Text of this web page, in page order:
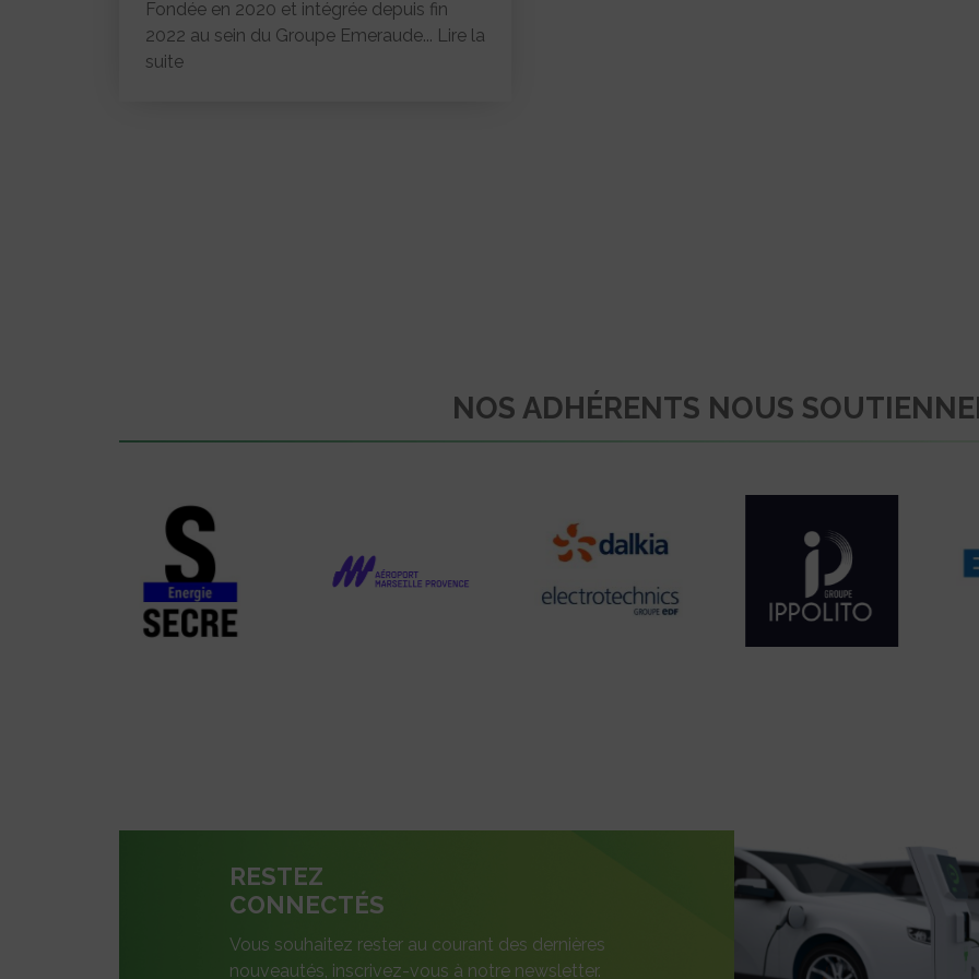
Fondée en 2020 et intégrée depuis fin
2022 au sein du Groupe Emeraude... Lire la
suite
NOS ADHÉRENTS NOUS
RESTEZ
CONNECTÉS
Vous souhaitez rester au courant des dernières
nouveautés, inscrivez-vous à notre newsletter.